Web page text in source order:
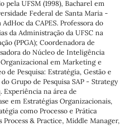
pela UFSM (1998), Bacharel em
Federal de Santa Maria -
da CAPES. Professora do
da Administração da UFSC na
(PPGA); Coordenadora de
do Núcleo de Inteligência
em Marketing e
de Pesquisa: Estratégia, Gestão e
Grupo de Pesquisa SAP - Strategy
Experiência na área de
em Estratégias Organizacionais,
como Processo e Prática
Process & Practice, Middle Manager,